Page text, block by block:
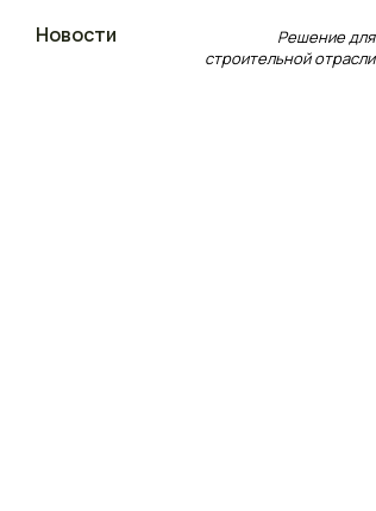
Новости
Решение для
строительной отрасли